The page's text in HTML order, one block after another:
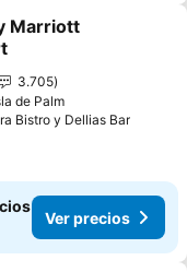
favoritos
Marriott
3.705
de Palm
Bistro y Dellias Bar
Ver precios